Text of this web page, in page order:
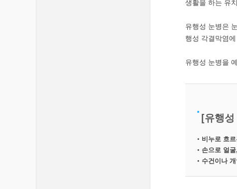
생활을 하는 유
유행성 눈병은
행성 각결막염
유행성 눈병을
[유행
• 비누로 흐
• 손으로 얼
• 수건이나